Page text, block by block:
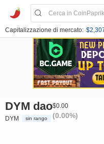
Capitalizzazione di mercato:
DYM dao
DYM sin rango
$0.00
(0.00%)